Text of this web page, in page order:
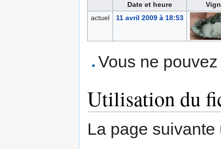
Date et heure
actuel
11 avril 2009 à 18:53
Vous ne
Utilisation du
La page